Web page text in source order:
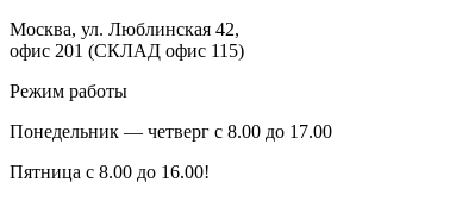
Москва, ул. Люблинская 42,
офис 201 (СКЛАД офис 115)
Режим работы
Понедельник — четверг с 8.00 до 17.00
Пятница с 8.00 до 16.00!